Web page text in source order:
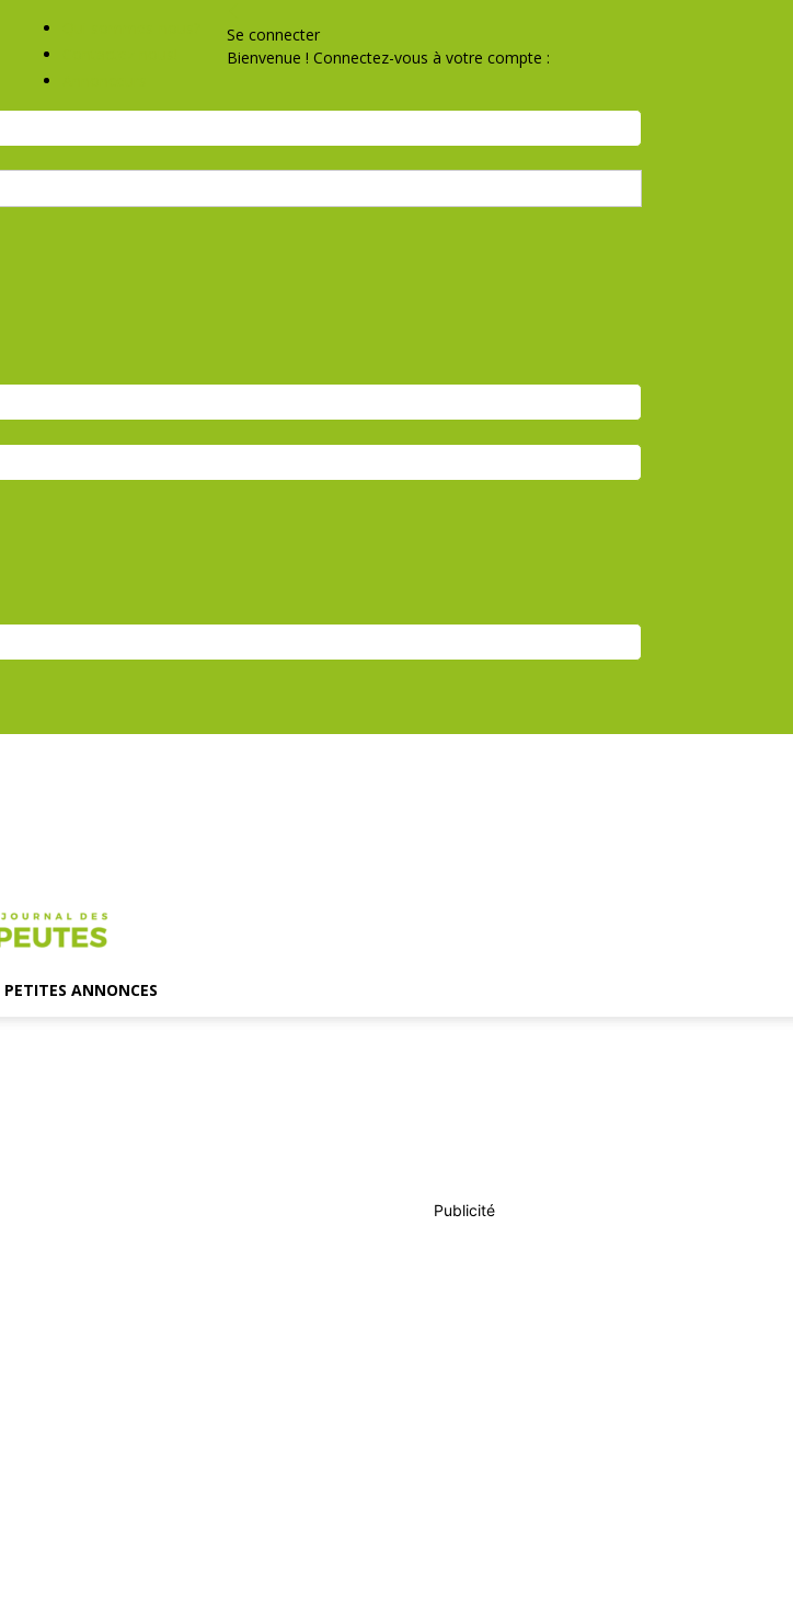
Se connecter
Bienvenue ! Connectez-vous à votre compte :
PETITES ANNONCES
Publicité